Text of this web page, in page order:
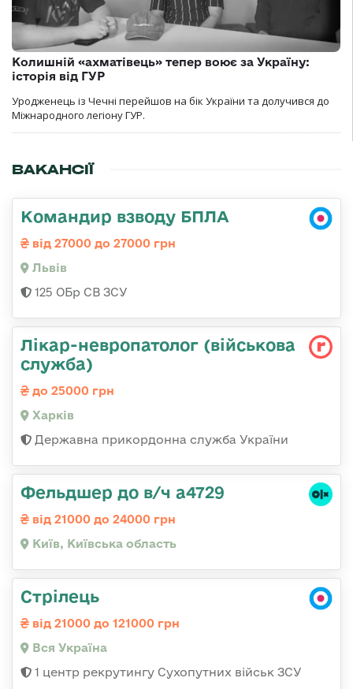
Колишній «ахматівець» тепер воює за Україну:
історія від ГУР
Уродженець із Чечні перейшов на бік України та долучився до
Міжнародного легіону ГУР.
ВАКАНСІЇ
Командир взводу БПЛА
від 27000 до 27000 грн
Львів
125 ОБр СВ ЗСУ
Лікар-невропатолог (військова
служба)
до 25000 грн
Харків
Державна прикордонна служба України
Фельдшер до в/ч а4729
від 21000 до 24000 грн
Київ, Київська область
Стрілець
від 21000 до 121000 грн
Вся Україна
1 центр рекрутингу Сухопутних військ ЗСУ